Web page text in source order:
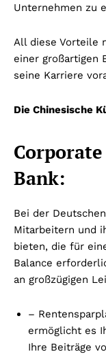
Unternehmen zu
All diese Vorteile
einer großartigen
seine Karriere
Die Chinesische
Bank:
Bei der
Mitarbeitern und
bieten, die für
Balance
an großzügigen
–
ermöglicht es
Ihre Beiträge